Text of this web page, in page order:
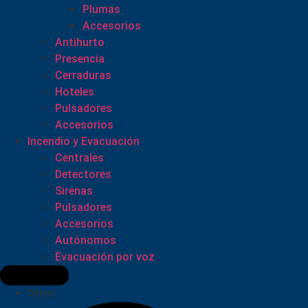
Plumas
Accesorios
Antihurto
Presencia
Cerraduras
Hoteles
Pulsadores
Accesorios
Incendio y Evacuación
Centrales
Detectores
Sirenas
Pulsadores
Accesorios
Autónomos
Evacuación por voz
Otros